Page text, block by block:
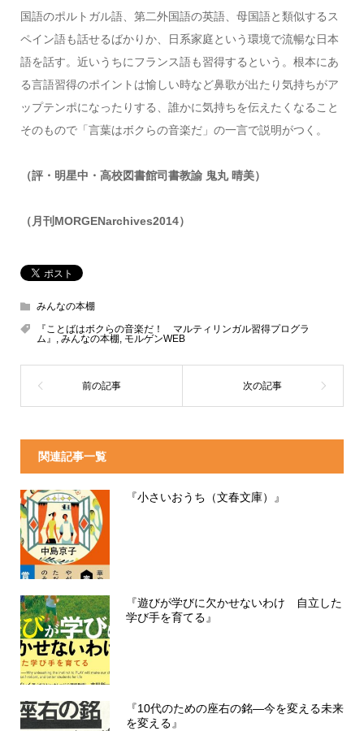
国語のポルトガル語、第二外国語の英語、母国語と類似するス
ペイン語も話せるばかりか、日系家庭という環境で流暢な日本
語を話す。近いうちにフランス語も習得するという。根本にあ
る言語習得のポイントは愉しい時など鼻歌が出たり気持ちがア
ップテンポになったりする、誰かに気持ちを伝えたくなること
そのもので「言葉はボクらの音楽だ」の一言で説明がつく。
（評・明星中・高校図書館司書教諭 鬼丸 晴美）
（月刊MORGENarchives2014）
みんなの本棚
『ことばはボクらの音楽だ！ マルティリンガル習得プログラ
ム』 , みんなの本棚, モルゲンWEB
関連記事一覧
『小さいおうち（文春文庫）』
『遊びが学びに欠かせないわけ 自立した
学び手を育てる』
『10代のための座右の銘―今を変える未来
を変える』